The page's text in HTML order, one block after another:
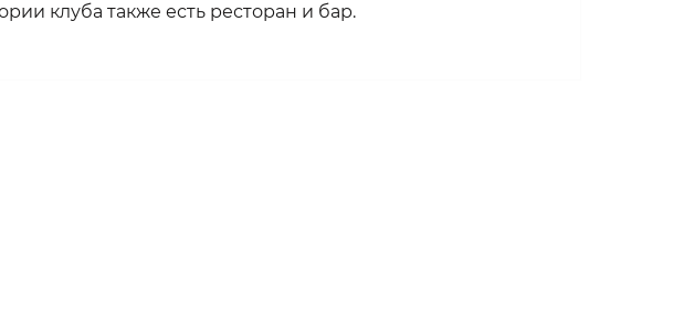
клуба также есть ресторан и бар.